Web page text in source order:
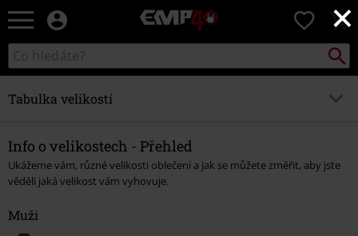
×
EMP
Hudba,
filmy
pro
hráče,
Alternativní
0
Katalog
vyhledávání
Tabulka velikostí
Muži
Bundy, kabáty
Info o velikostech - Přehled
Ukážeme vám, různé velikosti oblečení a jak se můžete změřit, aby jste
věděli jaká velikost vám vyhovuje.
Muži